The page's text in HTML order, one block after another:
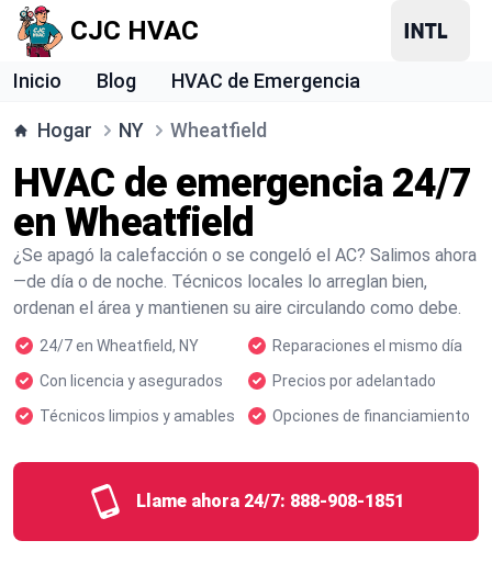
CJC HVAC
Inicio Blog HVAC de Emergencia
Hogar NY Wheatfield
HVAC de emergencia 24/7
en Wheatfield
¿Se apagó la calefacción o se congeló el AC? Salimos ahora
—de día o de noche. Técnicos locales lo arreglan bien,
ordenan el área y mantienen su aire circulando como debe.
24/7 en Wheatfield, NY
Reparaciones el mismo día
Con licencia y asegurados
Precios por adelantado
Técnicos limpios y amables
Opciones de financiamiento
Llame ahora 24/7: 888-908-1851